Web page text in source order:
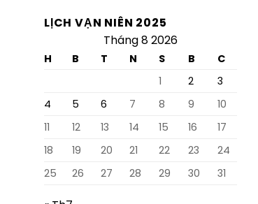
LỊCH VẠN NIÊN 2025
Tháng 8 2026
H B T N S B
C
1
2
3
4
5 6 7 8 9
10
11
12 13 14 15 16
17
18
19 20 21 22 23
24
25
26 27 28 29 30 31